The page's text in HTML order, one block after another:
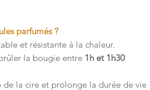
parfumés ?
et résistante à la chaleur.
la bougie entre 1h et 1h30
la cire et prolonge la durée de vie